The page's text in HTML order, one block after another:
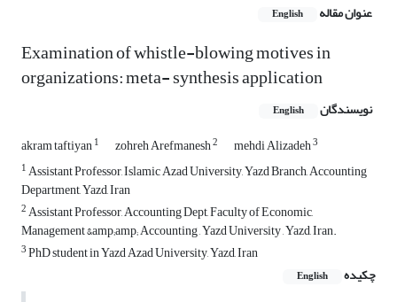
عنوان مقاله English
Examination of whistle-blowing motives in
organizations: meta- synthesis application
نویسندگان English
akram taftiyan1 zohreh Arefmanesh2 mehdi Alizadeh3
1Assistant Professor, Islamic Azad University, Yazd Branch, Accounting
Department, Yazd, Iran
2Assistant Professor, Accounting Dept, Faculty of Economic,
Management &amp;amp; Accounting , Yazd University , Yazd, Iran.
3PhD student in Yazd Azad University, Yazd, Iran
چکیده
English